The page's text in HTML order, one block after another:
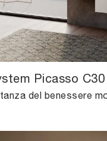
Picasso C30